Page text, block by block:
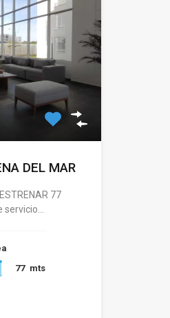
DEL MAR
77
77 mts